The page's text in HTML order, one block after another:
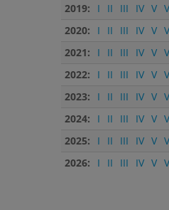
2019:
I II III IV V
2020:
I II III IV V
2021:
I II III IV V
2022:
I II III IV V
2023:
I II III IV V
2024:
I II III IV V
2025:
I II III IV V
2026:
I II III IV V